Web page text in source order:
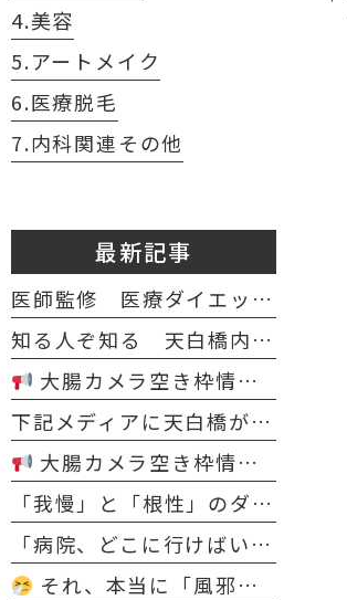
4.美容
5.アートメイク
6.医療脱毛
7.内科関連その他
最新記事
医師監修 医療ダイエット カロリー・PFCバランス計算シート
知る人ぞ知る 天白橋内科内視鏡クリニック マスコット テンパクノダギツネ イラスト
大腸カメラ空き枠情報（4月8日～4月18日）
下記メディアに天白橋が紹介されました
大腸カメラ空き枠情報（2月20日～2月28日）
「我慢」と「根性」のダイエットはもう終わり。医師が寄り添う“科学的な減量”で、理想の自分を今度こそ手に入れる
「病院、どこに行けばいい？」と迷うあなたへ。内科・発熱からダイエット・脱毛まで“まとめて相談できる”新しいクリニックのカタチ
それ、本当に「風邪」ですか？〜冬の長引く鼻・のどの不調は“隠れ花粉症”かもしれません〜